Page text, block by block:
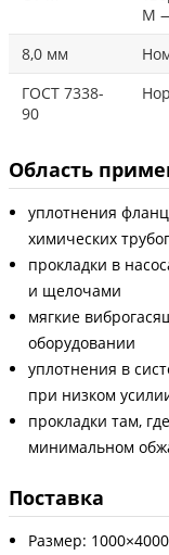
М
8,0 мм
ГОСТ 7338-
90
Область
уплотнения
химических
прокладки в
и щелочами
мягкие
оборудовании
уплотнения в
при низком
прокладки там,
минимальном
Поставка
Размер: